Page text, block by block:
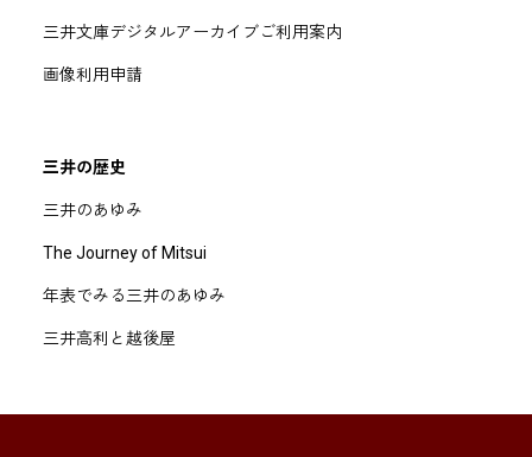
三井文庫デジタルアーカイブご利用案内
画像利用申請
三井の歴史
三井のあゆみ
The Journey of Mitsui
年表でみる三井のあゆみ
三井高利と越後屋